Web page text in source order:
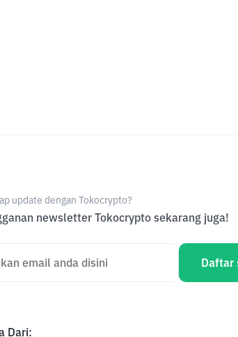
update dengan Tokocrypto?
newsletter Tokocrypto sekarang juga!
Daftar
Dari: